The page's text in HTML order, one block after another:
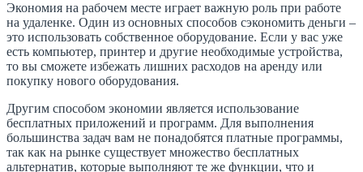
Экономия на рабочем месте играет важную роль при работе
на удаленке. Один из основных способов сэкономить деньги –
это использовать собственное оборудование. Если у вас уже
есть компьютер, принтер и другие необходимые устройства,
то вы сможете избежать лишних расходов на аренду или
покупку нового оборудования.
Другим способом экономии является использование
бесплатных приложений и программ. Для выполнения
большинства задач вам не понадобятся платные программы,
так как на рынке существует множество бесплатных
альтернатив, которые выполняют те же функции, что и